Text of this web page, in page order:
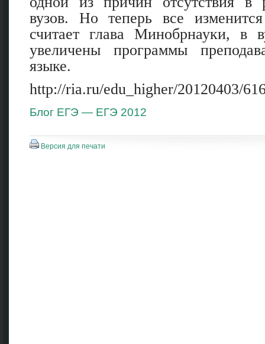
вузов. Но теперь все
считает глава Минобрнауки, в
увеличены программы
языке.
http://ria.ru/edu_higher/20120403/
Блог ЕГЭ — ЕГЭ 2012
Версия для печати